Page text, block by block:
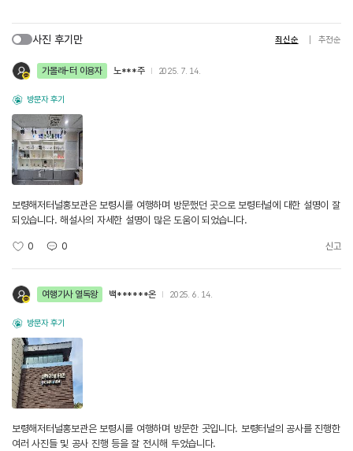
사진 후기만 최신순 추천순
가볼래-터 이용자 노***주 2025. 7. 14.
방문자 후기
보령해저터널홍보관은 보령시를 여행하며 방문했던 곳으로 보령터널에 대한 설명이 잘
되있습니다. 해설사의 자세한 설명이 많은 도움이 되었습니다.
0 0 신고
여행기사 열독왕 백******온 2025. 6. 14.
방문자 후기
보령해저터널홍보관은 보령시를 여행하며 방문한 곳입니다. 보령터널의 공사를 진행한
여러 사진들 및 공사 진행 등을 잘 전시해 두었습니다.